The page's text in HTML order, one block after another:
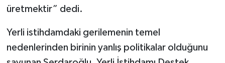
üretmektir” dedi.
Yerli istihdamdaki gerilemenin temel
nedenlerinden birinin yanlış politikalar olduğunu